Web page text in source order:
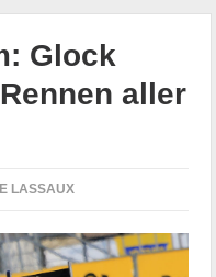
Glock
aller
LASSAUX